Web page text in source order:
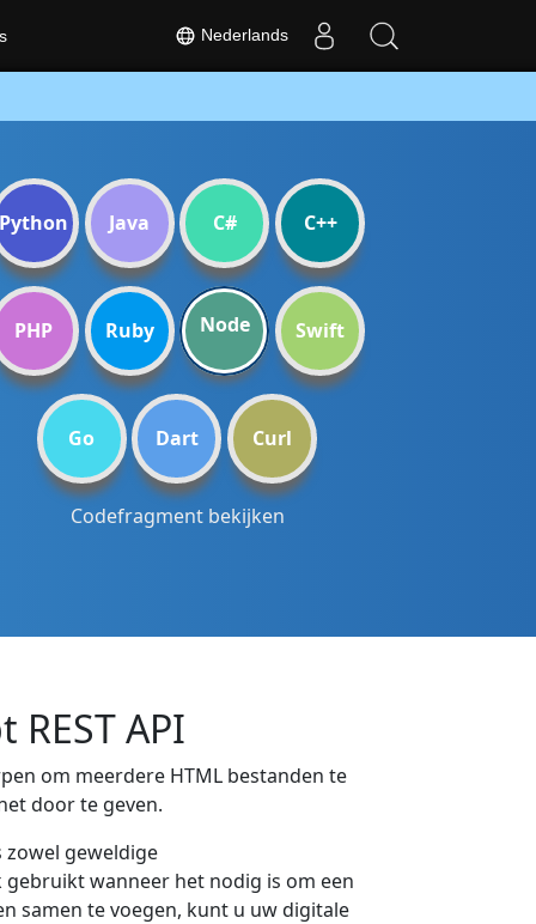
Python Java C# C++
PHP Ruby Node Swift
Go Dart Curl
Codefragment bekijken
API
om meerdere HTML bestanden te
door te geven.
zowel geweldige
wanneer het nodig is om een
samen te voegen, kunt u uw digitale
Nederlands